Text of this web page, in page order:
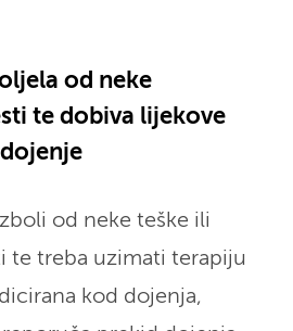
od neke
te dobiva lijekove
od neke teške ili
te treba uzimati terapiju
kod dojenja,